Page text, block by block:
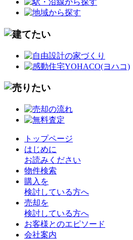
トップページ
はじめに
お読みください
物件検索
購入を
検討している方へ
売却を
検討している方へ
お客様とのエピソード
会社案内